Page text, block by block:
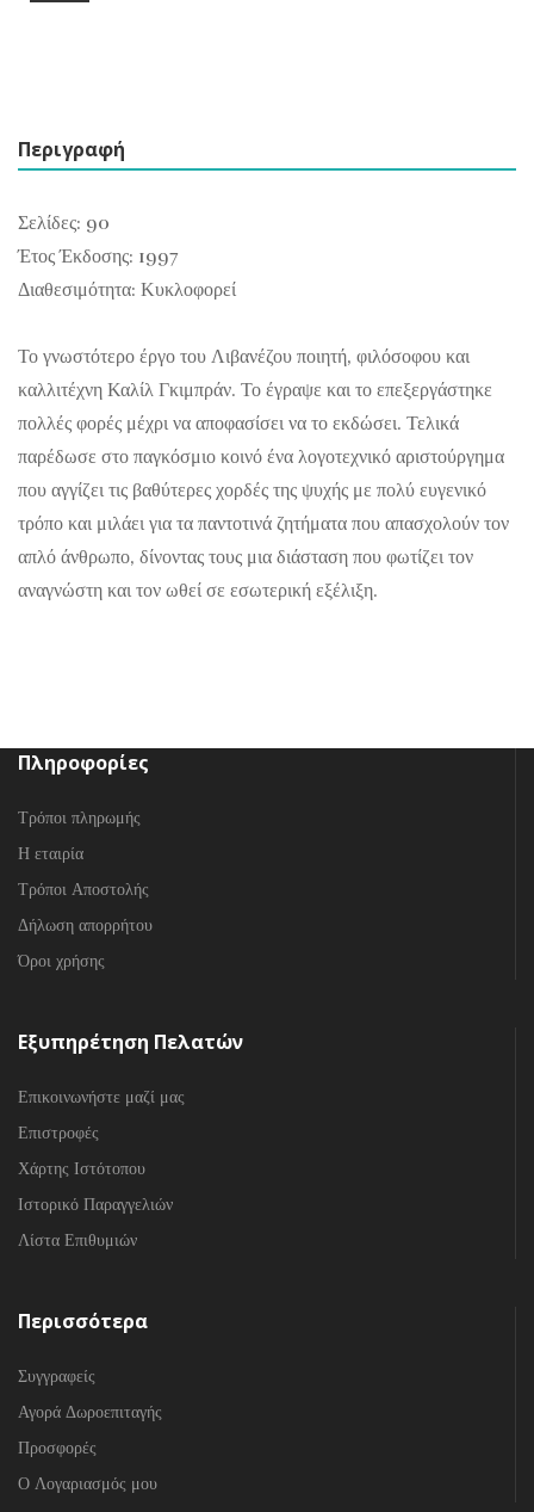
Περιγραφή
Σελίδες: 90
Έτος Έκδοσης: 1997
Διαθεσιμότητα: Κυκλοφορεί
Το γνωστότερο έργο του Λιβανέζου ποιητή, φιλόσοφου και
καλλιτέχνη Καλίλ Γκιμπράν. Το έγραψε και το επεξεργάστηκε
πολλές φορές μέχρι να αποφασίσει να το εκδώσει. Τελικά
παρέδωσε στο παγκόσμιο κοινό ένα λογοτεχνικό αριστούργημα
που αγγίζει τις βαθύτερες χορδές της ψυχής με πολύ ευγενικό
τρόπο και μιλάει για τα παντοτινά ζητήματα που απασχολούν τον
απλό άνθρωπο, δίνοντας τους μια διάσταση που φωτίζει τον
αναγνώστη και τον ωθεί σε εσωτερική εξέλιξη.
Πληροφορίες
Τρόποι πληρωμής
Η εταιρία
Τρόποι Αποστολής
Δήλωση απορρήτου
Όροι χρήσης
Εξυπηρέτηση Πελατών
Επικοινωνήστε μαζί μας
Επιστροφές
Χάρτης Ιστότοπου
Ιστορικό Παραγγελιών
Λίστα Επιθυμιών
Περισσότερα
Συγγραφείς
Αγορά Δωροεπιταγής
Προσφορές
Ο Λογαριασμός μου